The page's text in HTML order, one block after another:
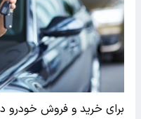
برای خرید و فروش خودرو